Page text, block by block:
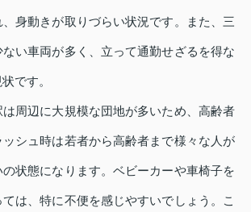
、身動きが取りづらい状況です。また、三
い車両が多く、立って通勤せざるを得な
です。
周辺に大規模な団地が多いため、高齢者
シュ時は若者から高齢者まで様々な人が
状態になります。ベビーカーや車椅子を
は、特に不便を感じやすいでしょう。こ